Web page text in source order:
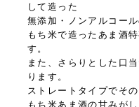
して造った
無添加・ノンアルコール
もち米で造ったあま酒
す。
また、さらりとした口
ります。
ストレートタイプでそ
もち米あま酒の甘みが